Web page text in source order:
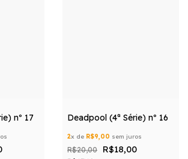
nº 17 Deadpool (4ª Série) nº 16
2x de R$9,00 sem juros
R$20,00 R$18,00